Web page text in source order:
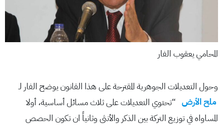
المحامي يعقوب الفار
وحول التعديلات الجوهرية المقترحة على هذا القانون يوضح الفار لـ
ملح الأرض “تحتوي التعديلات على ثلاث مسائل أساسية، أولا
المساواه في توزيع التركة بين الذكر والأنثى وثانياً ان تكون الحصص